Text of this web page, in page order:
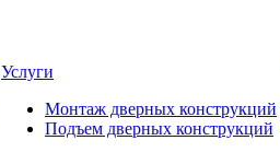
Услуги
Монтаж дверных конструкций
Подъем дверных конструкций